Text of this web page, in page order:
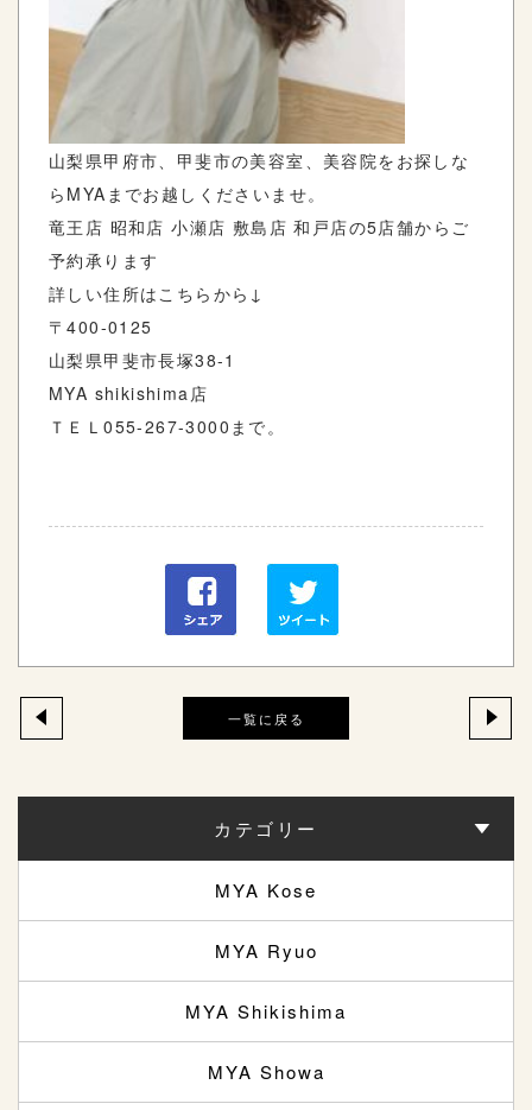
山梨県甲府市、甲斐市の美容室、美容院をお探しな
ら MYA までお越しくださいませ。
竜王店 昭和店 小瀬店 敷島店 和戸店の5店舗からご
予約承ります
詳しい住所はこちらから ↓
〒400-0125
山梨県甲斐市長塚38-1
MYA shikishima 店
ＴＥＬ055-267-3000 まで。
一覧に戻る
カテゴリー
MYA Kose
MYA Ryuo
MYA Shikishima
MYA Showa